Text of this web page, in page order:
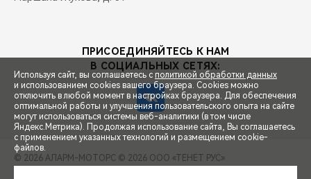
СПЕЦПРЕДЛОЖЕНИЯ
ЗАПИСЬ НА ТЕСТ-ДРАЙВ
ПРИСОЕДИНЯЙТЕСЬ К НАМ
В СОЦИАЛЬНЫХ СЕТЯХ:
© 2026 АЛАРМ-МОТОРС © 2026 ООО «ТЕНЕТ РУС»
Используя сайт, вы соглашаетесь с политикой обработки данных
и использованием cookies вашего браузера. Cookies можно
отключить в любой момент в настройках браузера. Для обеспечения
оптимальной работы и улучшения пользовательского опыта на сайте
могут использоваться системы веб-аналитики (в том числе
Яндекс.Метрика). Продолжая использование сайта, Вы соглашаетесь
с применением указанных технологий и размещением cookie-
файлов.